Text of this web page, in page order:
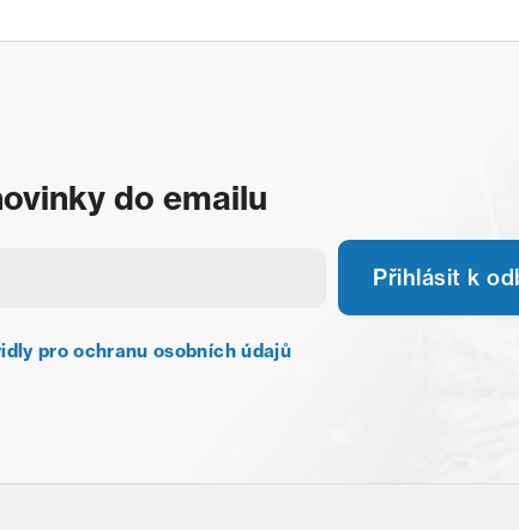
do emailu
pro ochranu osobních údajů
Přihlásit k